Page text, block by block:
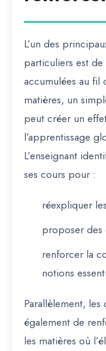
L’un des
particuliers est de
accumulées au fil
matières, un
peut créer un
l’apprentissage
L’enseignant
ses cours pour :
réexpliquer
proposer des
renforcer la
notions
Parallèlement,
également de
les matières où